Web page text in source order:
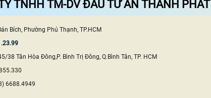
TNHH TM-DV ĐẦU TƯ AN THÀNH PHÁT
Bích, Phường Phú Thạnh, TP.HCM
38 Tân Hòa Đông,P. Bình Trị Đông, Q.Bình Tân, TP. HCM
6688.4949